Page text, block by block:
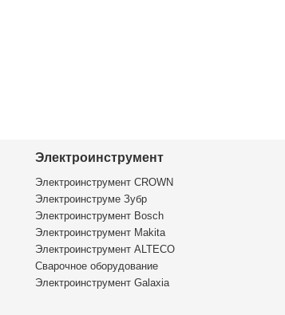
Электроинструмент
Электроинструмент CROWN
Электроинструме Зубр
Электроинструмент Bosch
Электроинструмент Makita
Электроинструмент ALTECO
Сварочное оборудование
Электроинструмент Galaxia